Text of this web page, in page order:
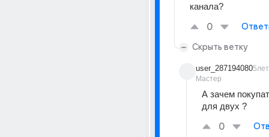
канала?
0
Скрыть ветку
user_287194080
Мастер
5лет
А зачем
для двух ?
0